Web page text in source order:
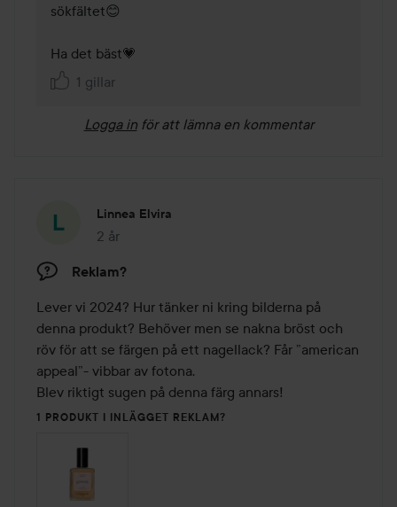
sökfältet😊
Ha det bäst💗
1 gillar
Logga in för att lämna en kommentar
Linnea Elvira
2 år
Inlägget skapades 2 år
Reklam?
Lever vi 2024? Hur tänker ni kring bilderna på
denna produkt? Behöver men se nakna bröst och
röv för att se färgen på ett nagellack? Får ”american
appeal”- vibbar av fotona.
Blev riktigt sugen på denna färg annars!
1 PRODUKT I INLÄGGET REKLAM?